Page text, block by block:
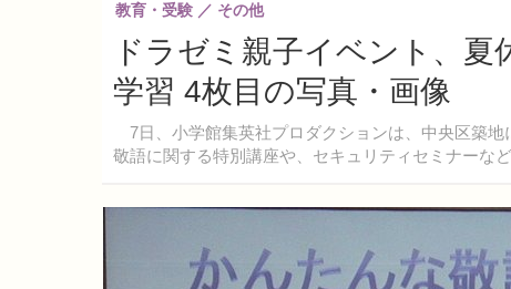
ドラゼミ親子イベント、
学習 4枚目の写真・画像
7日、小学館集英社プロダクションは、中央区築地
敬語に関する特別講座や、セキュリティセミナーなど
教育・受験 その他